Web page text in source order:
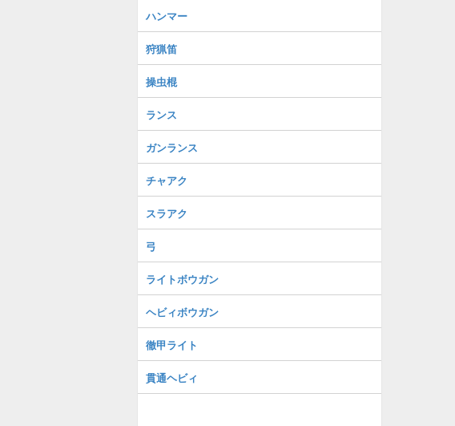
ハンマー
狩猟笛
操虫棍
ランス
ガンランス
チャアク
スラアク
弓
ライトボウガン
ヘビィボウガン
徹甲ライト
貫通ヘビィ